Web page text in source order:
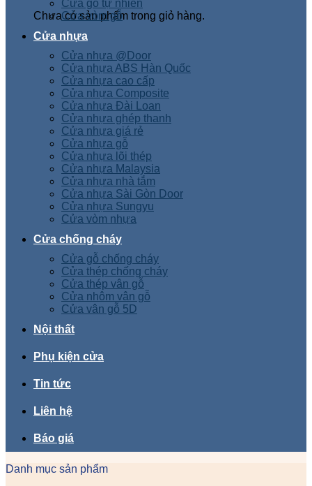
Chưa có sản phẩm trong giỏ hàng.
Cửa gỗ tự nhiên
Cửa vòm gỗ
Cửa nhựa
Cửa nhựa @Door
Cửa nhựa ABS Hàn Quốc
Cửa nhựa cao cấp
Cửa nhựa Composite
Cửa nhựa Đài Loan
Cửa nhựa ghép thanh
Cửa nhựa giá rẻ
Cửa nhựa gỗ
Cửa nhựa lõi thép
Cửa nhựa Malaysia
Cửa nhựa nhà tắm
Cửa nhựa Sài Gòn Door
Cửa nhựa Sungyu
Cửa vòm nhựa
Cửa chống cháy
Cửa gỗ chống cháy
Cửa thép chống cháy
Cửa thép vân gỗ
Cửa nhôm vân gỗ
Cửa vân gỗ 5D
Nội thất
Phụ kiện cửa
Tin tức
Liên hệ
Báo giá
Danh mục sản phẩm